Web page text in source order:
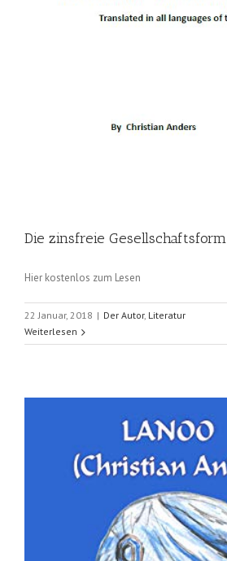
Die zinsfreie Gesellschaftsform
Hier kostenlos zum Lesen
22 Januar, 2018 | Der Autor, Literatur
Weiterlesen